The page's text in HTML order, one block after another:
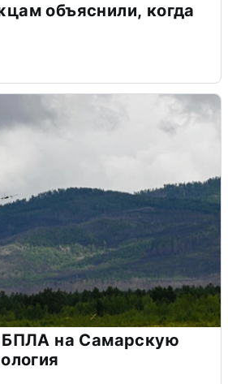
объяснили, когда
БПЛА на Самарскую